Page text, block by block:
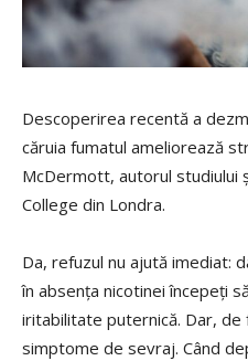
Descoperirea recentă a
căruia fumatul ameliorează
McDermott, autorul studiului
College din Londra.
Da, refuzul nu ajută imediat:
în absența nicotinei începeți
iritabilitate puternică. Dar,
simptome de sevraj. Când